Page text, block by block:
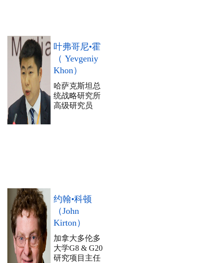
叶弗哥尼•霍
（ Yevgeniy
Khon）
哈萨克斯坦总
统战略研究所
高级研究员
约翰•科顿
（John
Kirton）
加拿大多伦多
大学G8 & G20
研究项目主任